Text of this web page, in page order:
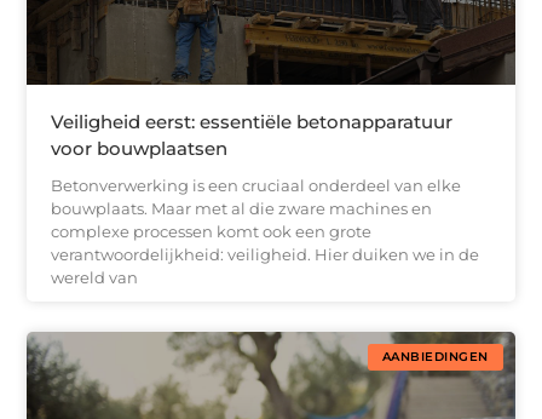
Veiligheid eerst: essentiële betonapparatuur
voor bouwplaatsen
Betonverwerking is een cruciaal onderdeel van elke
bouwplaats. Maar met al die zware machines en
complexe processen komt ook een grote
verantwoordelijkheid: veiligheid. Hier duiken we in de
wereld van
AANBIEDINGEN